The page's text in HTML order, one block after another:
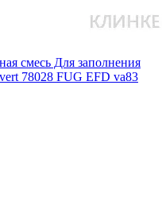
смесь Для заполнения
78028 FUG EFD va83